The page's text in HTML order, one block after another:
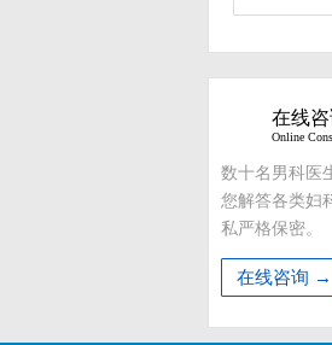
在线
Online
数十名男科医
您解答各类妇
私严格保密。
在线咨询 →